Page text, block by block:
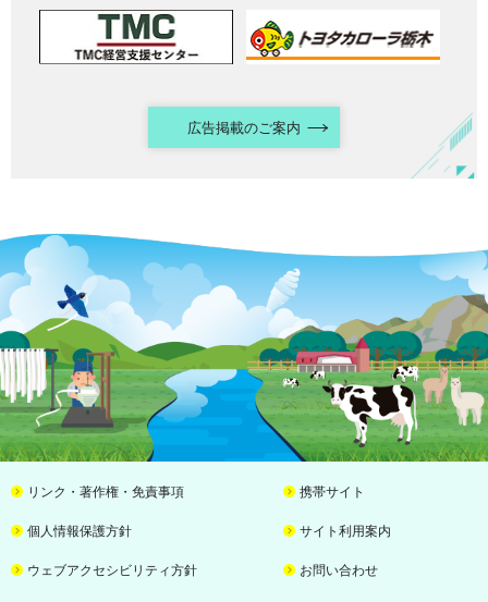
広告掲載のご案内
リンク・著作権・免責事項 携帯サイト
個人情報保護方針 サイト利用案内
ウェブアクセシビリティ方針 お問い合わせ